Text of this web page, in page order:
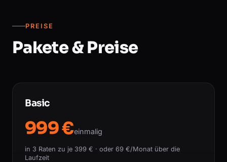
PREISE
Pakete & Preise
Basic
999 €einmalig
in 3 Raten zu je 399 € · oder 69 €/Monat über die
Laufzeit